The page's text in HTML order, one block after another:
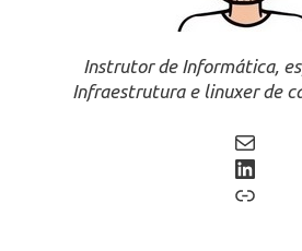
Instrutor de Informática,
Infraestrutura e linuxer de
Mail
LinkedIn
Link